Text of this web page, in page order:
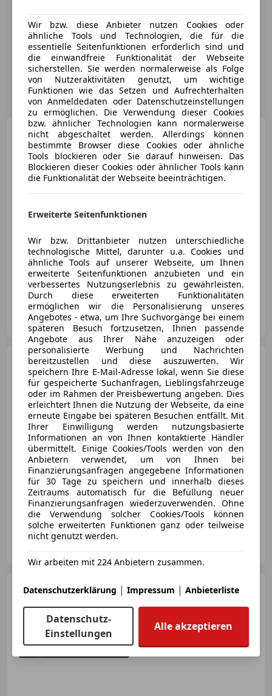
Chevrolet Corvette C3
07/1977 77 777 km Benzin 132 kW (179 PS)
Privat
AT-8510 Stainz
Chevrolet CorvetteC3
Stingray Frame-Off
€ 53 900
05/1970 110 675 km Benzin 220 kW (299 PS)
Classics Reloaded Handels GmbH
Chevrolet CorvetteC 3
€ 24 900
Wir bzw. diese Anbieter nutzen Cookies oder
ähnliche Tools und Technologien, die für die
essentielle Seitenfunktionen erforderlich sind und
die einwandfreie Funktionalität der Webseite
sicherstellen. Sie werden normalerweise als Folge
von Nutzeraktivitäten genutzt, um wichtige
Funktionen wie das Setzen und Aufrechterhalten
von Anmeldedaten oder Datenschutzeinstellungen
zu ermöglichen. Die Verwendung dieser Cookies
bzw. ähnlicher Technologien kann normalerweise
nicht abgeschaltet werden. Allerdings können
bestimmte Browser diese Cookies oder ähnliche
Tools blockieren oder Sie darauf hinweisen. Das
Blockieren dieser Cookies oder ähnlicher Tools kann
die Funktionalität der Webseite beeinträchtigen.
Erweiterte Seitenfunktionen
Wir bzw. Drittanbieter nutzen unterschiedliche
technologische Mittel, darunter u.a. Cookies und
ähnliche Tools auf unserer Webseite, um Ihnen
erweiterte Seitenfunktionen anzubieten und ein
verbessertes Nutzungserlebnis zu gewährleisten.
Durch diese erweiterten Funktionalitäten
ermöglichen wir die Personalisierung unseres
Angebotes - etwa, um Ihre Suchvorgänge bei einem
späteren Besuch fortzusetzen, Ihnen passende
Angebote aus Ihrer Nähe anzuzeigen oder
personalisierte Werbung und Nachrichten
bereitzustellen und diese auszuwerten. Wir
speichern Ihre E-Mail-Adresse lokal, wenn Sie diese
für gespeicherte Suchanfragen, Lieblingsfahrzeuge
oder im Rahmen der Preisbewertung angeben. Dies
erleichtert Ihnen die Nutzung der Webseite, da eine
erneute Eingabe bei späteren Besuchen entfällt. Mit
Ihrer Einwilligung werden nutzungsbasierte
Informationen an von Ihnen kontaktierte Händler
übermittelt. Einige Cookies/Tools werden von den
Anbietern verwendet, um von Ihnen bei
Finanzierungsanfragen angegebene Informationen
für 30 Tage zu speichern und innerhalb dieses
Zeitraums automatisch für die Befüllung neuer
Finanzierungsanfragen wiederzuverwenden. Ohne
die Verwendung solcher Cookies/Tools können
solche erweiterten Funktionen ganz oder teilweise
nicht genutzt werden.
Wir arbeiten mit 224 Anbietern zusammen.
Datenschutzerklärung | Impressum | Anbieterliste
Datenschutz-
Einstellungen
Alle akzeptieren